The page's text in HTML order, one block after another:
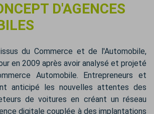
D'AGENCES
du Commerce et de l'Automobile,
en 2009 après avoir analysé et projeté
Automobile. Entrepreneurs et
anticipé les nouvelles attentes des
de voitures en créant un réseau
digitale couplée à des implantations